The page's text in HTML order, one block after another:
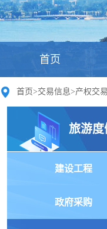
首页
首页>交易信息>产权交易
旅游度
建设工程
政府采购